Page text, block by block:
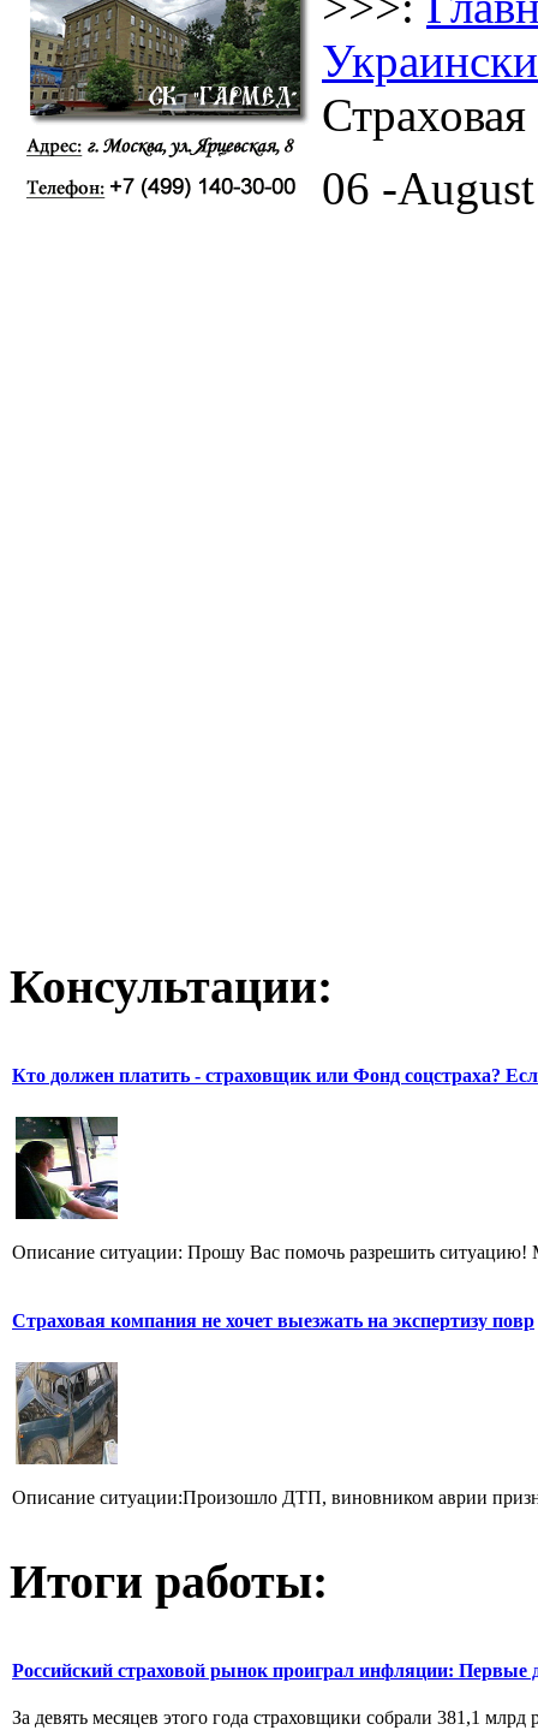
06 -
Консультации:
Кто должен платить - страховщик или Фонд соцстраха? Есл
Описание ситуации: Прошу Вас помочь разрешить
Страховая компания не хочет выезжать на экспертизу повр
Описание ситуации:Произошло ДТП, виновником аврии
Итоги работы:
Российский страховой рынок проиграл инфляции: Первые
За девять месяцев этого года страховщики собрали 381,1